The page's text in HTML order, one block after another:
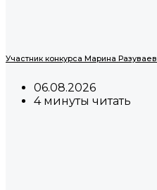
Участник конкурса Марина
06.08.2026
4 минуты читать